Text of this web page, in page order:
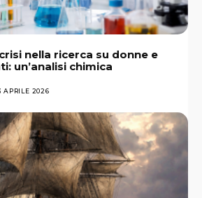
nella ricerca su donne e
un’analisi chimica
APRILE 2026